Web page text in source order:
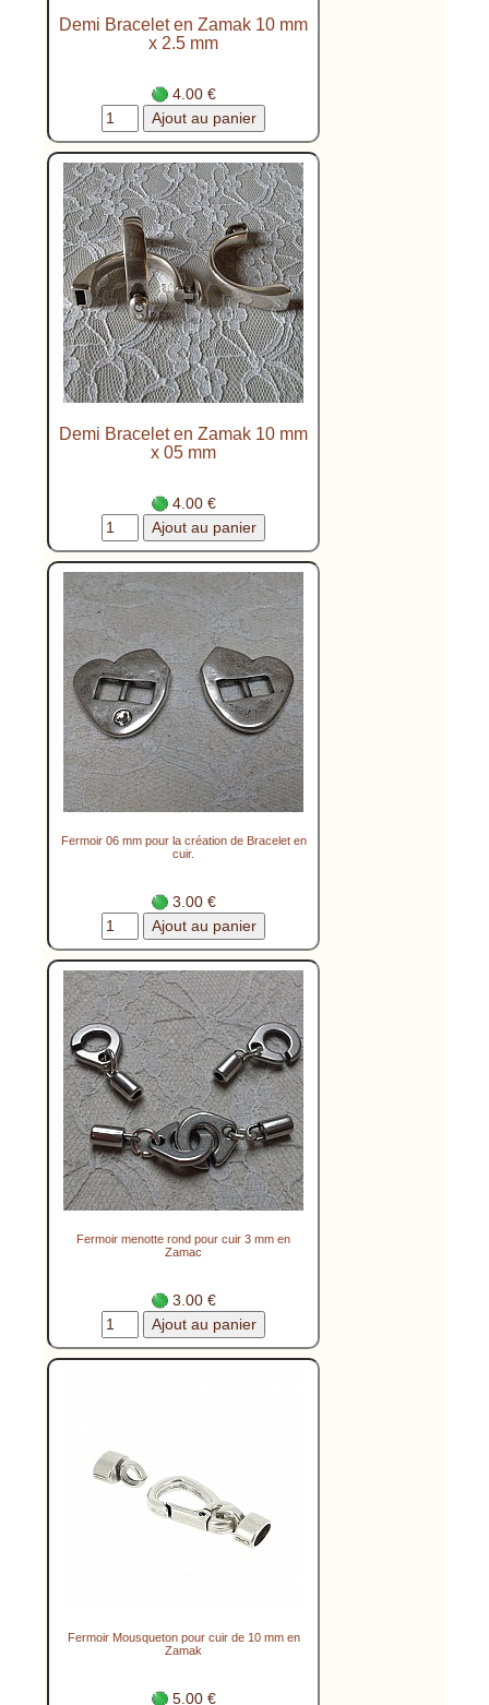
Demi Bracelet en Zamak 10 mm
x 2.5 mm
4.00 €
Demi Bracelet en Zamak 10 mm
x 05 mm
4.00 €
Fermoir 06 mm pour la création de Bracelet en
cuir.
3.00 €
Fermoir menotte rond pour cuir 3 mm en
Zamac
3.00 €
Fermoir Mousqueton pour cuir de 10 mm en
Zamak
5.00 €